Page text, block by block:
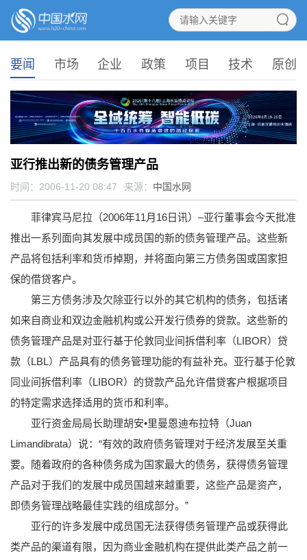
要闻 市场 企业 政策 项目 技术 原创
亚行推出新的债务管理产品
时间：2006-11-20 08:47 来源： 中国水网
菲律宾马尼拉（2006年11月16日讯）–亚行董事会今天批准
推出一系列面向其发展中成员国的新的债务管理产品。这些新
产品将包括利率和货币掉期，并将面向第三方债务国或国家担
保的借贷客户。
第三方债务涉及欠除亚行以外的其它机构的债务，包括诸
如来自商业和双边金融机构或公开发行债券的贷款。这些新的
债务管理产品是对亚行基于伦敦同业间拆借利率（LIBOR）贷
款（LBL）产品具有的债务管理功能的有益补充。亚行基于伦敦
同业间拆借利率（LIBOR）的贷款产品允许借贷客户根据项目
的特定需求选择适用的货币和利率。
亚行资金局局长助理胡安•里曼恩迪布拉特（Juan
Limandibrata）说：“有效的政府债务管理对于经济发展至关重
要。随着政府的各种债务成为国家最大的债务，获得债务管理
产品对于我们的发展中成员国越来越重要，这些产品是资产，
即债务管理战略最佳实践的组成部分。”
亚行的许多发展中成员国无法获得债务管理产品或获得此
类产品的渠道有限，因为商业金融机构在提供此类产品之前一